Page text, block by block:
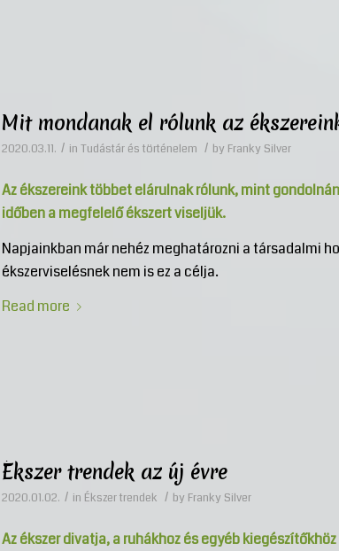
Mit mondanak el rólunk az
2020.03.11. / in Tudástár és történelem / by Franky Silver
Az ékszereink többet elárulnak rólunk, mint
időben a megfelelő ékszert viseljük.
Napjainkban már nehéz meghatározni a társadalmi
ékszerviselésnek nem is ez a célja.
Read more
Ékszer trendek az új évre
2020.01.02. / in Ékszer trendek / by Franky Silver
Az ékszer divatja, a ruhákhoz és egyéb